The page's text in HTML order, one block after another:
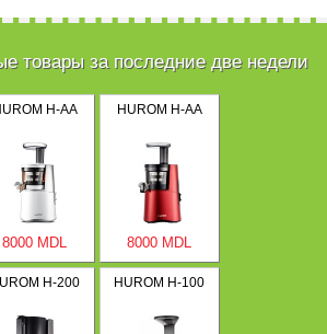
товары за последние две недели
H-AA
8000 MDL
HUROM H-AA
8000 MDL
H-200 HUROM H-100